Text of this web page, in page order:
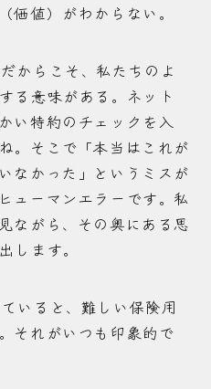
価値）がわからない。
からこそ、私たちのよ
る意味がある。ネット
い特約のチェックを入
。そこで「本当はこれが
なかった」というミスが
ューマンエラーです。私
ながら、その奥にある思
します。
いると、難しい保険用
それがいつも印象的で